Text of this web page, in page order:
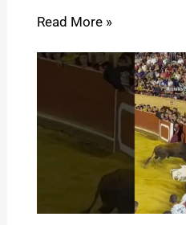
Read More »